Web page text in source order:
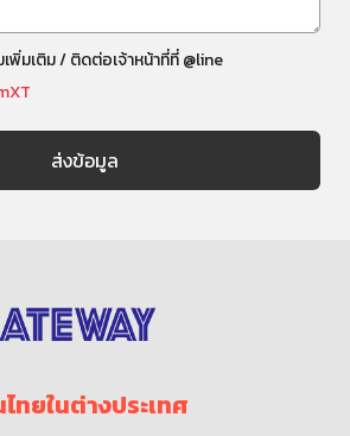
พิ่มเติม / ติดต่อเจ้าหน้าที่ที่ @line
ทยในต่างประเทศ